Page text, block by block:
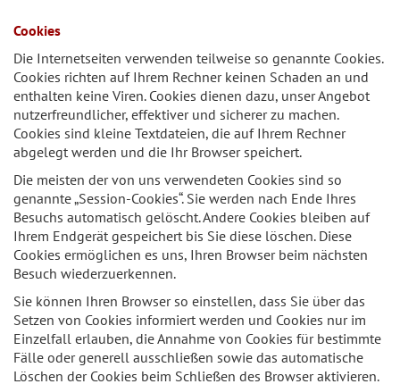
Cookies
Die Internetseiten verwenden teilweise so genannte Cookies.
Cookies richten auf Ihrem Rechner keinen Schaden an und
enthalten keine Viren. Cookies dienen dazu, unser Angebot
nutzerfreundlicher, effektiver und sicherer zu machen.
Cookies sind kleine Textdateien, die auf Ihrem Rechner
abgelegt werden und die Ihr Browser speichert.
Die meisten der von uns verwendeten Cookies sind so
genannte „Session-Cookies“. Sie werden nach Ende Ihres
Besuchs automatisch gelöscht. Andere Cookies bleiben auf
Ihrem Endgerät gespeichert bis Sie diese löschen. Diese
Cookies ermöglichen es uns, Ihren Browser beim nächsten
Besuch wiederzuerkennen.
Sie können Ihren Browser so einstellen, dass Sie über das
Setzen von Cookies informiert werden und Cookies nur im
Einzelfall erlauben, die Annahme von Cookies für bestimmte
Fälle oder generell ausschließen sowie das automatische
Löschen der Cookies beim Schließen des Browser aktivieren.